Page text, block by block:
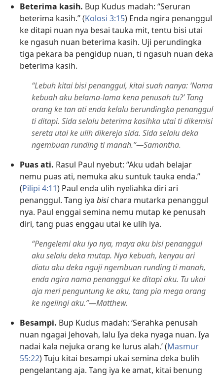
Beterima kasih. Bup Kudus madah: “Seruran
beterima kasih.” (Kolosi 3:15) Enda ngira penanggul
ke ditapi nuan nya besai tauka mit, tentu bisi utai
ke ngasuh nuan beterima kasih. Uji perundingka
tiga pekara ba pengidup nuan, ti ngasuh nuan deka
beterima kasih.
“Lebuh kitai bisi penanggul, kitai suah nanya: ‘Nama
kebuah aku belama-lama kena penusah tu?’ Tang
orang ke tan ati enda kelalu berundingka penanggul
ti ditapi. Sida selalu beterima kasihka utai ti dikemisi
sereta utai ke ulih dikereja sida. Sida selalu deka
ngembuan runding ti manah.”—Samantha.
Puas ati. Rasul Paul nyebut: “Aku udah belajar
nemu puas ati, nemuka aku suntuk tauka enda.”
(Pilipi 4:11) Paul enda ulih nyeliahka diri ari
penanggul. Tang iya bisichara mutarka penanggul
nya. Paul enggai semina nemu mutap ke penusah
diri, tang puas enggau utai ke ulih iya.
“Pengelemi aku iya nya, maya aku bisi penanggul
aku selalu deka mutap. Nya kebuah, kenyau ari
diatu aku deka nguji ngembuan runding ti manah,
enda ngira nama penanggul ke ditapi aku. Tu ukai
aja meri penguntung ke aku, tang pia mega orang
ke ngelingi aku.”—Matthew.
Besampi. Bup Kudus madah: ‘Serahka penusah
nuan ngagai Jehovah, lalu Iya deka nyaga nuan. Iya
nadai kala nejuka orang ke lurus alah.’ (Masmur
55:22) Tuju kitai besampi ukai semina deka bulih
pengelantang aja. Tang iya ke amat, kitai benung